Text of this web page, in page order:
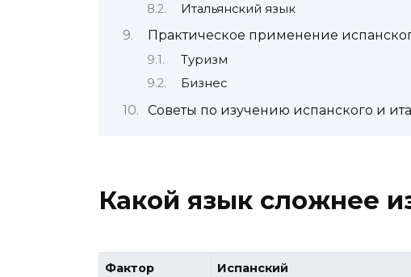
Итальянский язык
Практическое применение
Туризм
Бизнес
Советы по изучению испанского и
Какой язык сложнее
Фактор Испанский